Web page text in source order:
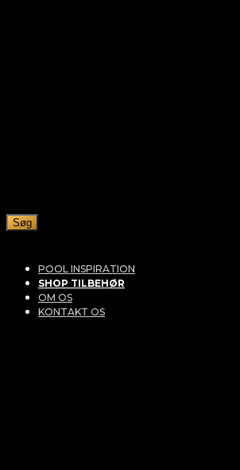
Søg
POOL INSPIRATION
SHOP TILBEHØR
OM OS
KONTAKT OS